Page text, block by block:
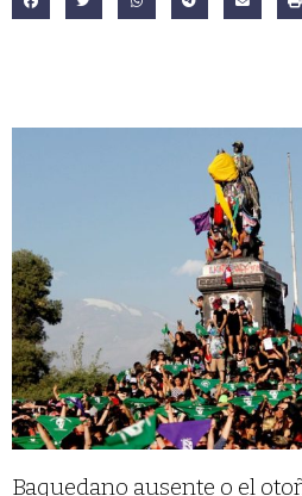
Baquedano ausente o el